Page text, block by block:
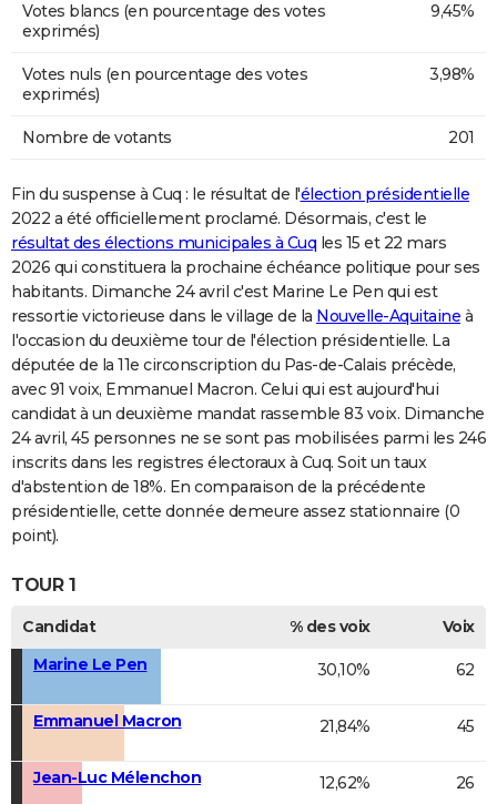
Votes blancs (en pourcentage des votes
exprimés)
9,45%
Votes nuls (en pourcentage des votes
exprimés)
3,98%
Nombre de votants 201
Fin du suspense à Cuq : le résultat de l'élection présidentielle
2022 a été officiellement proclamé. Désormais, c'est le
résultat des élections municipales à Cuq les 15 et 22 mars
2026 qui constituera la prochaine échéance politique pour ses
habitants. Dimanche 24 avril c'est Marine Le Pen qui est
ressortie victorieuse dans le village de la Nouvelle-Aquitaine à
l'occasion du deuxième tour de l'élection présidentielle. La
députée de la 11e circonscription du Pas-de-Calais précède,
avec 91 voix, Emmanuel Macron. Celui qui est aujourd'hui
candidat à un deuxième mandat rassemble 83 voix. Dimanche
24 avril, 45 personnes ne se sont pas mobilisées parmi les 246
inscrits dans les registres électoraux à Cuq. Soit un taux
d'abstention de 18%. En comparaison de la précédente
présidentielle, cette donnée demeure assez stationnaire (0
point).
TOUR 1
Candidat % des voix
Voix
Marine Le Pen
30,10% 62
Emmanuel Macron 21,84% 45
Jean-Luc Mélenchon 12,62% 26